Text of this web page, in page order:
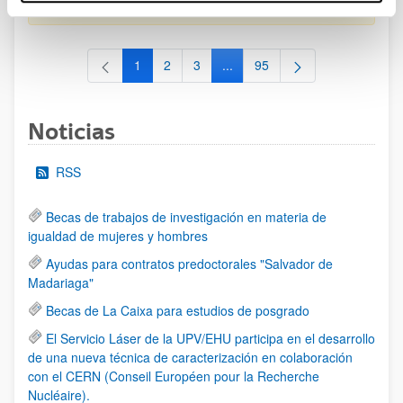
al 30/07/2026 (ambos incluídos)
Página
1 Página
2 Página
3 ...Páginas intermedias Use TAB
Página
95
Noticias
RSS
Becas de trabajos de investigación en materia de
igualdad de mujeres y hombres
Ayudas para contratos predoctorales "Salvador de
Madariaga"
Becas de La Caixa para estudios de posgrado
El Servicio Láser de la UPV/EHU participa en el desarrollo
de una nueva técnica de caracterización en colaboración
con el CERN (Conseil Européen pour la Recherche
Nucléaire).